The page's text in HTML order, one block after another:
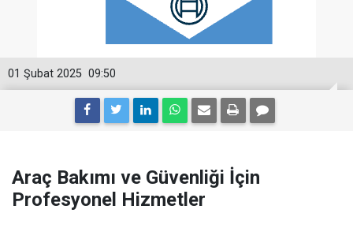
09:50
01 Şubat 2025
Araç Bakımı ve Güvenliği İçin
Profesyonel Hizmetler